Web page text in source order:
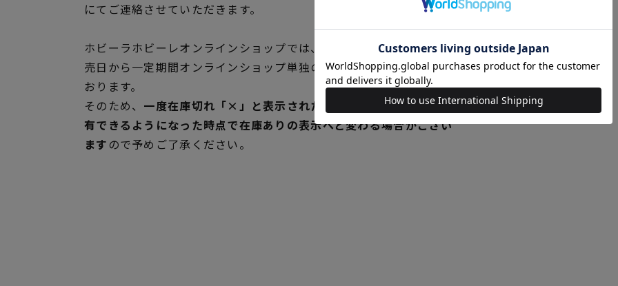
にてご連絡させていただきます。
ホビーラホビーレオンラインショップでは、新発売の商品に限り、 発
売日から一定期間オンラインショップ単独の在庫にてご提供いたして
おります。
そのため、 一度在庫切れ「×」と表示された商品が実店舗と在庫を共
有できるようになった時点で在庫ありの表示へと変わる場合がござい
ます ので予めご了承ください。